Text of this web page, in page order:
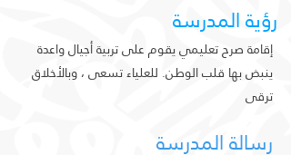
رؤية المدرسة
إقامة صرح تعليمي يقوم على تربية أجيال واعدة
ينبض بها قلب الوطن. للعلياء تسعى ، وبالأخلاق
ترقى
رسالة المدرسة